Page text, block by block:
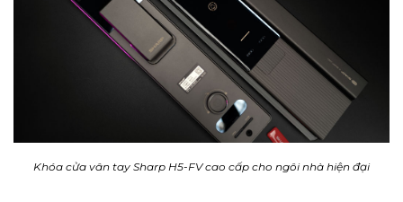
Khóa cửa vân tay Sharp H5-FV cao cấp cho ngôi nhà hiện đại